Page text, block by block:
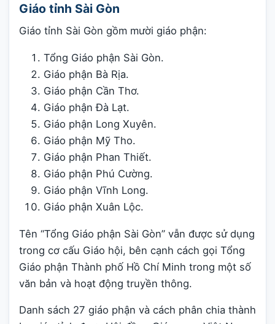
Giáo tỉnh Sài Gòn
Giáo tỉnh Sài Gòn gồm mười giáo phận:
Tổng Giáo phận Sài Gòn.
Giáo phận Bà Rịa.
Giáo phận Cần Thơ.
Giáo phận Đà Lạt.
Giáo phận Long Xuyên.
Giáo phận Mỹ Tho.
Giáo phận Phan Thiết.
Giáo phận Phú Cường.
Giáo phận Vĩnh Long.
Giáo phận Xuân Lộc.
Tên “Tổng Giáo phận Sài Gòn” vẫn được sử dụng
trong cơ cấu Giáo hội, bên cạnh cách gọi Tổng
Giáo phận Thành phố Hồ Chí Minh trong một số
văn bản và hoạt động truyền thông.
Danh sách 27 giáo phận và cách phân chia thành